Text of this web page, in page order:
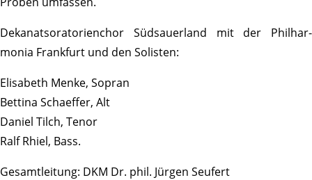
Deka­nats­ora­to­ri­en­chor Südsauer­land mit der Phil­har­
monia Frank­furt und den Solisten:
Elisa­beth Menke, Sopran
Bettina Schaeffer, Alt
Daniel Tilch, Tenor
Ralf Rhiel, Bass.
Gesamt­lei­tung: DKM Dr. phil. Jürgen Seufert